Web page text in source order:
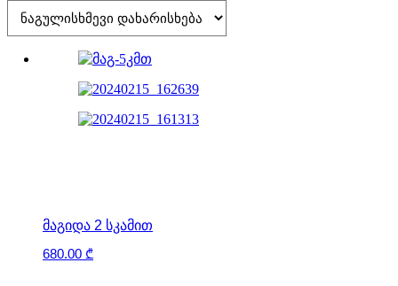
ᲛᲐᲒᲘᲓᲐ 2 ᲡᲙᲐᲛᲘᲗ
680.00 ₾